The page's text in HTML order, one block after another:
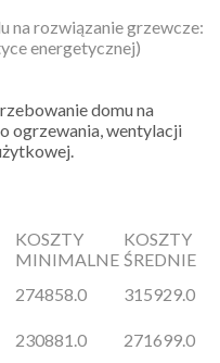
na rozwiązanie grzewcze:
energetycznej)
domu na
ogrzewania, wentylacji
KOSZTY
MINIMALNE
KOSZTY
ŚREDNIE
274858.0
315929.0
230881.0
271699.0